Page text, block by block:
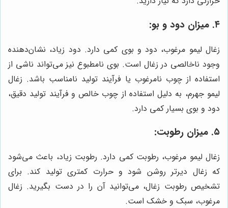
۴. میزان دود و بو:
زغال لیمو مرغوب، دود و بوی کمی دارد. دود زیاد، نشان‌دهنده
وجود ناخالصی در زغال است. بوی نامطبوع نیز می‌تواند ناشی از
استفاده از چوب نامرغوب یا فرآیند تولید نامناسب باشد. زغال
لیمو جهرم، به دلیل استفاده از چوب خالص و فرآیند تولید دقیق،
دود و بوی بسیار کمی دارد.
۵. میزان رطوبت:
زغال لیمو مرغوب، رطوبت کمی دارد. رطوبت زیاد، باعث می‌شود
که زغال دیرتر روشن شود و حرارت کمتری تولید کند. برای
تشخیص رطوبت زغال، می‌توانید آن را در دست بگیرید. زغال
مرغوب، سبک و خشک است.